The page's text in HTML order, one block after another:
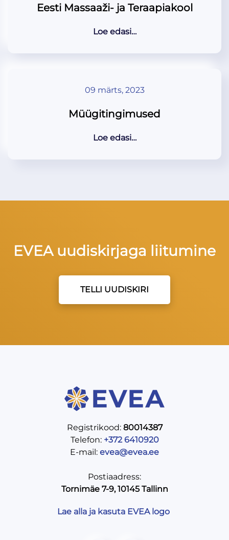
Eesti Massaaži- ja Teraapiakool
Loe edasi…
09 märts, 2023
Müügitingimused
Loe edasi…
EVEA uudiskirjaga liitumine
TELLI UUDISKIRI
Registrikood: 80014387
Telefon: +372 6410920
E-mail: evea@evea.ee
Postiaadress:
Tornimäe 7-9, 10145 Tallinn
Lae alla ja kasuta EVEA logo